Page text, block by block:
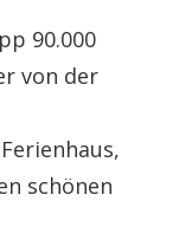
90.000
von der
schönen